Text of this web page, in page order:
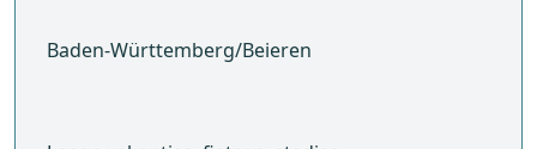
Baden-Württemberg/Beieren